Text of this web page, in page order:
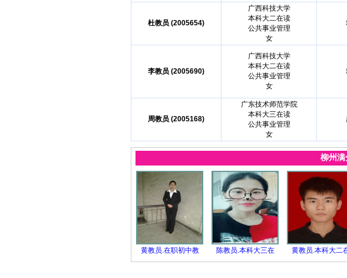
杜教员 (2005654)
广西科技大学
本科大二在读
公共事业管理
女
李教员 (2005690)
广西科技大学
本科大二在读
公共事业管理
女
周教员 (2005168)
广东技术师范学院
本科大三在读
公共事业管理
女
柳州满
黄教员.在职初中教 陈教员.本科大三在 黄教员.本科大二